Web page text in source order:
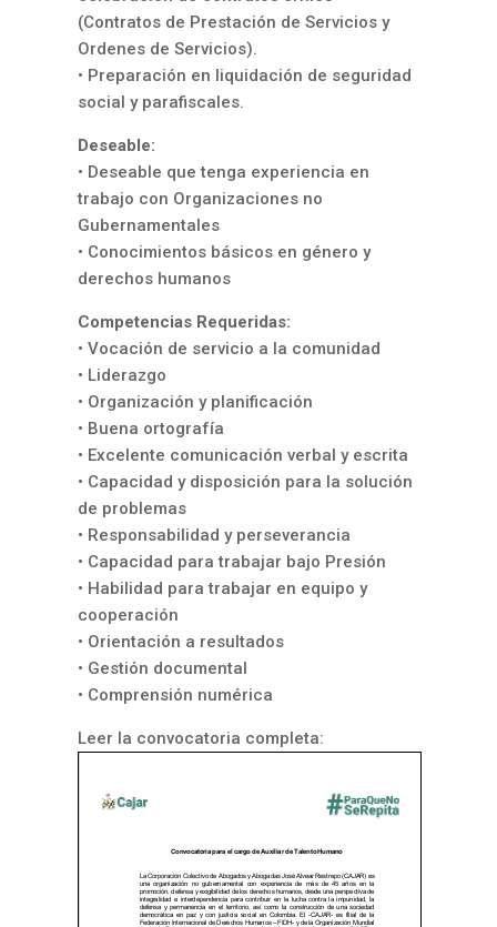
(Contratos de Prestación de Servicios y
Ordenes de Servicios).
• Preparación en liquidación de seguridad
social y parafiscales.
Deseable:
• Deseable que tenga experiencia en
trabajo con Organizaciones no
Gubernamentales
• Conocimientos básicos en género y
derechos humanos
Competencias Requeridas:
• Vocación de servicio a la comunidad
• Liderazgo
• Organización y planificación
• Buena ortografía
• Excelente comunicación verbal y escrita
• Capacidad y disposición para la solución
de problemas
• Responsabilidad y perseverancia
• Capacidad para trabajar bajo Presión
• Habilidad para trabajar en equipo y
cooperación
• Orientación a resultados
• Gestión documental
• Comprensión numérica
Leer la convocatoria completa: